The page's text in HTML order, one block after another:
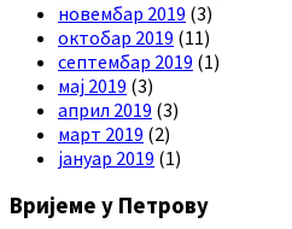
новембар 2019 (3)
октобар 2019 (11)
септембар 2019 (1)
мај 2019 (3)
април 2019 (3)
март 2019 (2)
јануар 2019 (1)
Вријеме у Петрову